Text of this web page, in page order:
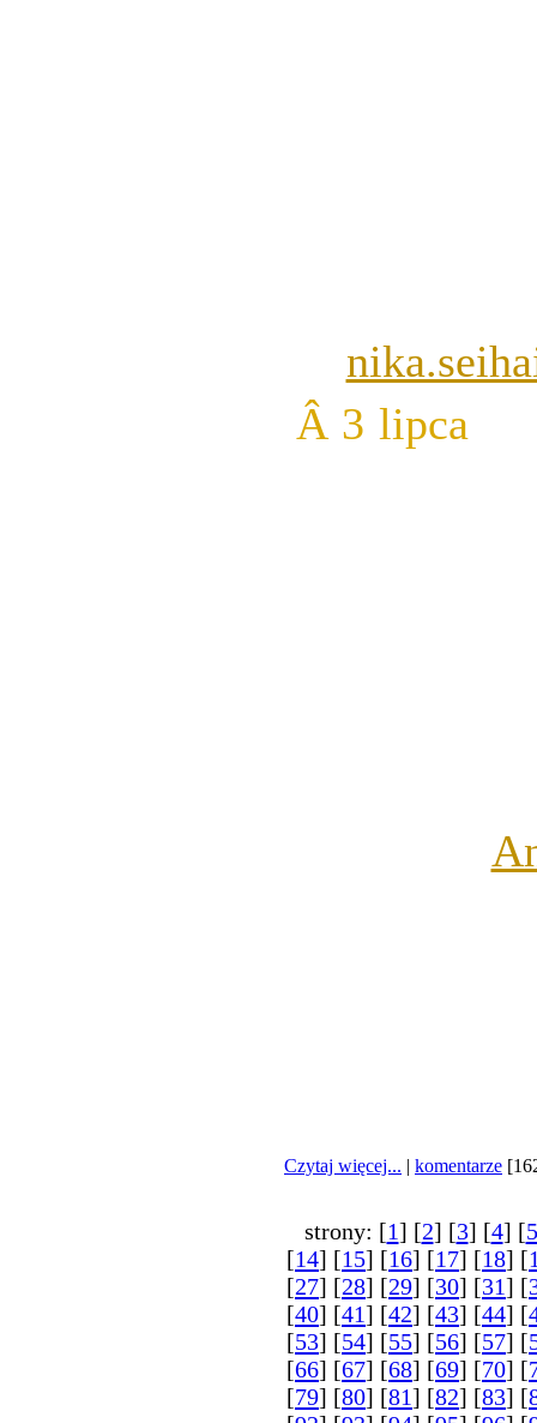
Â 3 lipca
Czytaj więcej... | komentarze
strony: [1] [2] [3] [4] [5
[14] [15] [16] [17] [18] [
[27] [28] [29] [30] [31] [
[40] [41] [42] [43] [44] [
[53] [54] [55] [56] [57] [
[66] [67] [68] [69] [70] [
[79] [80] [81] [82] [83] [